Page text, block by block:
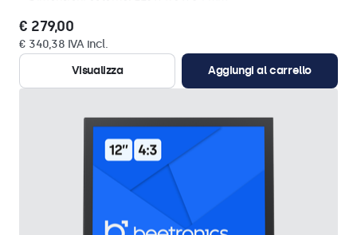
€ 279,00
€ 340,38 IVA incl.
Visualizza
Aggiungi al carrello